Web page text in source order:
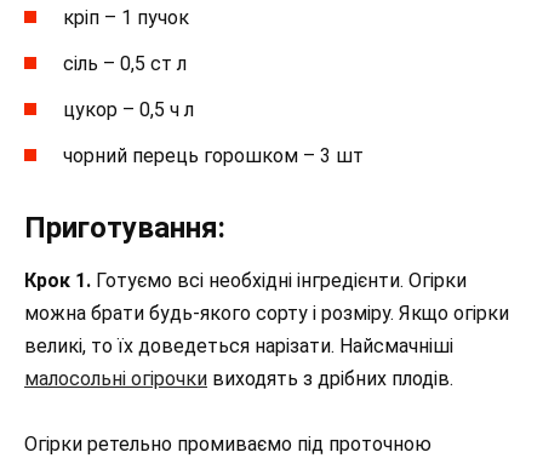
кріп – 1 пучок
сіль – 0,5 ст л
цукор – 0,5 ч л
чорний перець горошком – 3 шт
Приготування:
Крок 1. Готуємо всі необхідні інгредієнти. Огірки
можна брати будь-якого сорту і розміру. Якщо огірки
великі, то їх доведеться нарізати. Найсмачніші
малосольні огірочки виходять з дрібних плодів.
Огірки ретельно промиваємо під проточною